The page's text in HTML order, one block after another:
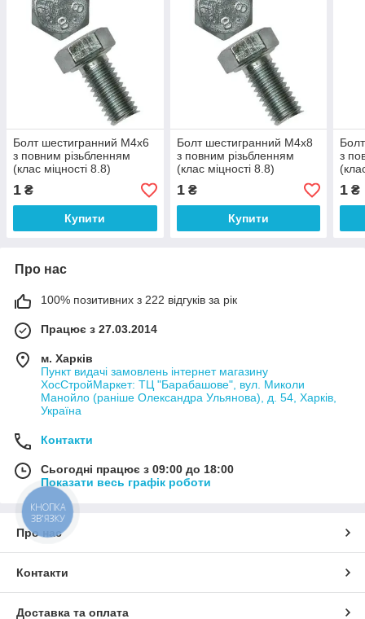
Болт шестигранний М4х6
з повним різьбленням
(клас міцності 8.8)
1 ₴
Купити
Болт шестигранний М4х8
з повним різьбленням
(клас міцності 8.8)
1₴
Купити
з
1 ₴
Про нас
100% позитивних з 222 відгуків за рік
Працює з 27.03.2014
м. Харків
Пункт видачі замовлень інтернет магазину
ХосСтройМаркет: ТЦ "Барабашове", вул. Миколи
Манойло (раніше Олександра Ульянова), д. 54, Харків,
Україна
Контакти
Сьогодні працює з 09:00 до 18:00
Показати весь графік роботи
Про нас
Контакти
Доставка та оплата
КНОПКА
ЗВ'ЯЗКУ